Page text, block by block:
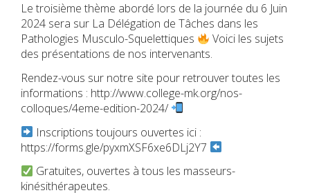
Le troisième thème abordé lors de la journée du 6 Juin
2024 sera sur La Délégation de Tâches dans les
Pathologies Musculo-Squelettiques
Voici les sujets
des présentations de nos intervenants.
Rendez-vous sur notre site pour retrouver toutes les
informations : http://www.college-mk.org/nos-
colloques/4eme-edition-2024/
Inscriptions toujours ouvertes ici :
https://forms.gle/pyxmXSF6xe6DLj2Y7
Gratuites, ouvertes à tous les masseurs-
kinésithérapeutes.